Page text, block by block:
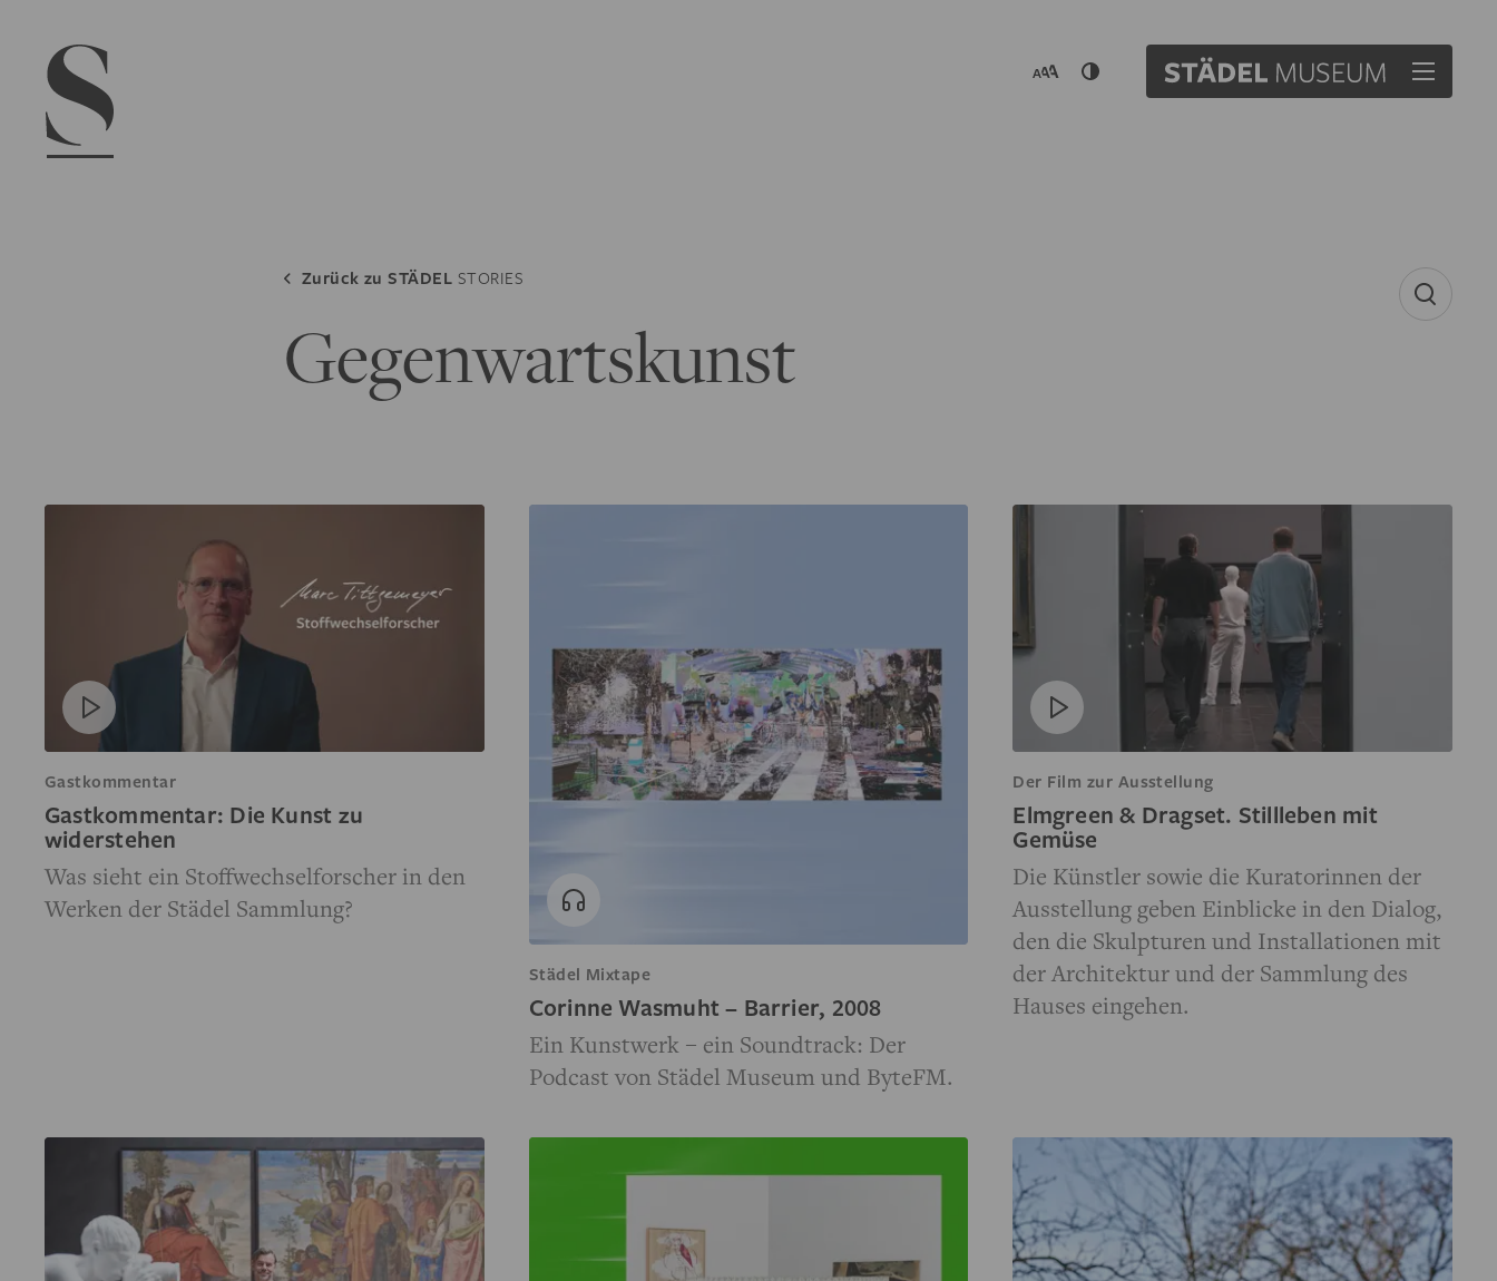
Zurück zuSTÄDEL STORIES
Gegenwartskunst
Gastkommentar
Gastkommentar: Die Kunst zu
widerstehen
Was sieht ein Stoffwechselforscher in den
Werken der Städel Sammlung?
Städel Mixtape
Corinne Wasmuht – Barrier, 2008
Ein Kunstwerk – ein Soundtrack: Der
Podcast von Städel Museum und ByteFM.
Der Film zur Ausstellung
Elmgreen & Dragset. Stillleben mit
Gemüse
Die Künstler sowie die Kuratorinnen der
Ausstellung geben Einblicke in den Dialog,
den die Skulpturen und Installationen mit
der Architektur und der Sammlung des
Hauses eingehen.